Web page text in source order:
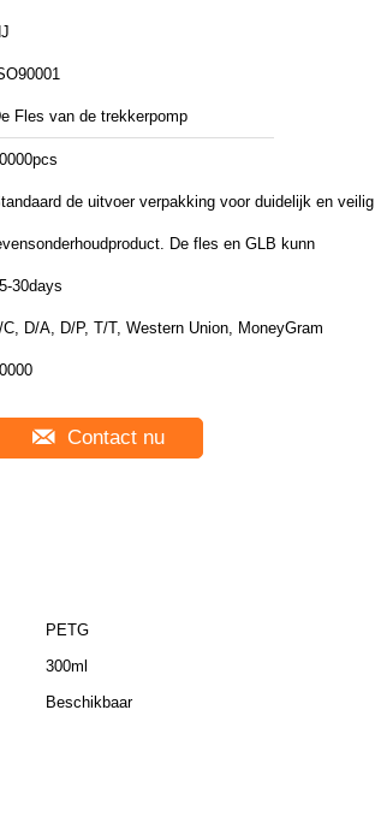
Fles van de trekkerpomp
de uitvoer verpakking voor duidelijk en veilig
De fles en GLB kunn
30days
C, D/A, D/P, T/T, Western Union, MoneyGram
Contact nu
PETG
300ml
Beschikbaar